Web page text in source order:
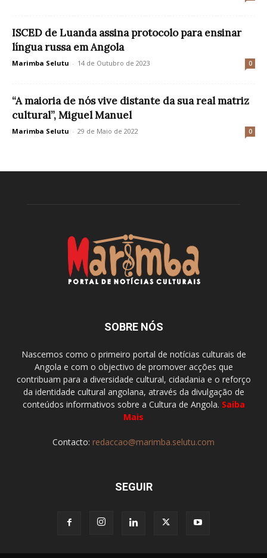
ISCED de Luanda assina protocolo para ensinar
língua russa em Angola
Marimba Selutu - 14 de Outubro de 2023 0
“A maioria de nós vive distante da sua real matriz
cultural”, Miguel Manuel
Marimba Selutu - 29 de Maio de 2022 0
SOBRE NÓS
Nascemos como o primeiro portal de notícias culturais de
Angola e com o objectivo de promover acções que
contribuam para a diversidade cultural, cidadania e o reforço
da identidade cultural angolana, através da divulgação de
conteúdos informativos sobre a Cultura de Angola. Saiba
Mais
Contacto: redaccao@marimba.selutu.com
SEGUIR